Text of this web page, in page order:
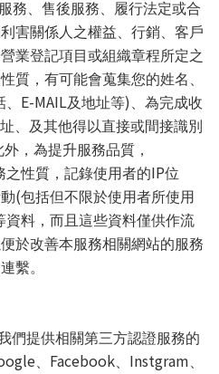
務、售後服務、履行法定或合
害關係人之權益、行銷、客戶
業登記項目或組織章程所定之
質，有可能會蒐集您的姓名、
E-MAIL及地址等) 、為完成收
、及其他得以直接或間接識別
，為提升服務品質，
之性質，記錄使用者的IP位
(包括但不限於使用者所使用
資料，而且這些資料僅供作流
於改善本服務相關網站的服務
繫。
提供相關第三方認證服務的
Facebook Instgram